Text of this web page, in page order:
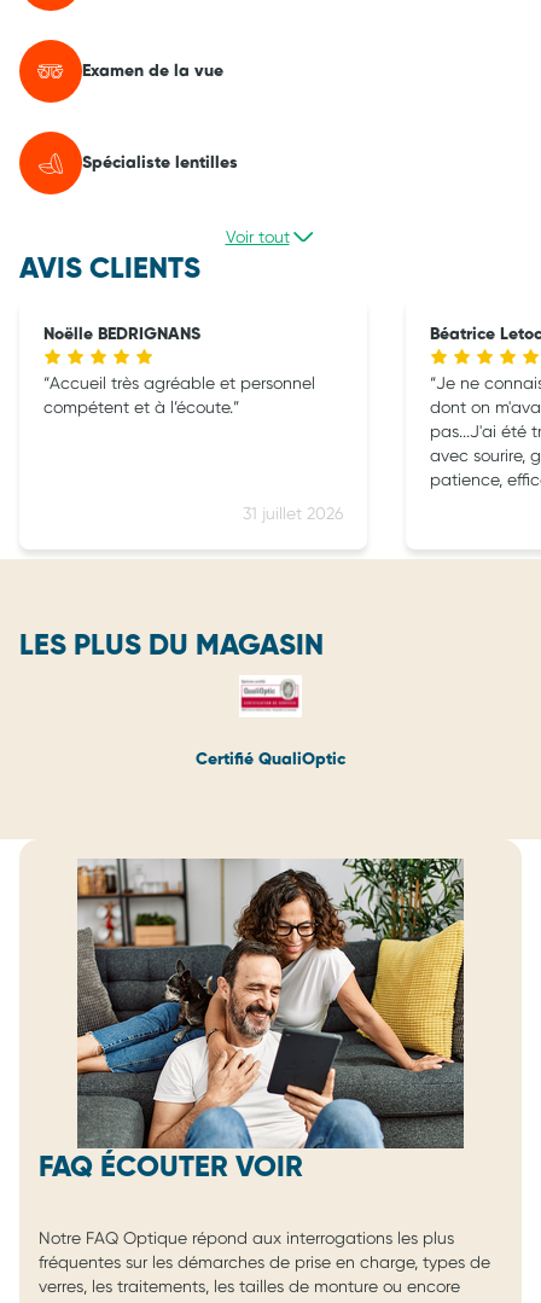
Examen de la vue
Spécialiste lentilles
Voir tout
AVIS CLIENTS
Noëlle BEDRIGNANS
31 juillet 2026
Accueil très agréable et personnel
compétent et à l’écoute.
Béatrice
Je ne
dont on
pas...J'ai été
avec sourire,
patience,
hésiter quand
LES PLUS DU MAGASIN
Certifié QualiOptic
FAQ ÉCOUTER VOIR
Notre FAQ Optique répond aux interrogations les plus
fréquentes sur les démarches de prise en charge, types de
verres, les traitements, les tailles de monture ou encore